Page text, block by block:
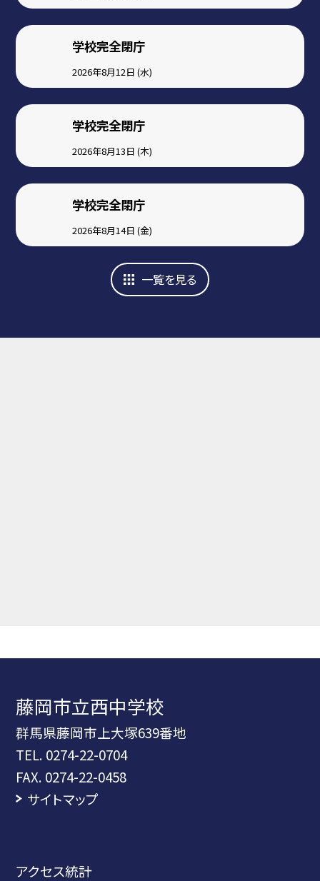
学校完全閉庁
2026年8月12日 (水)
学校完全閉庁
2026年8月13日 (木)
学校完全閉庁
2026年8月14日 (金)
一覧を見る
藤岡市立西中学校
群馬県藤岡市上大塚639番地
TEL. 0274-22-0704
FAX. 0274-22-0458
サイトマップ
アクセス統計